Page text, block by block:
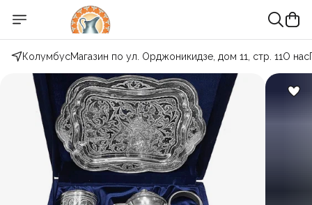
КолумбусМагазин по ул. Орджоникидзе, дом 11, стр. 11О нас